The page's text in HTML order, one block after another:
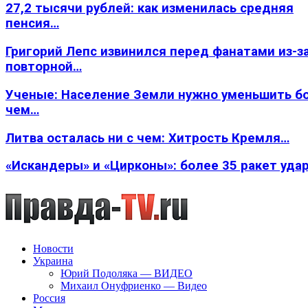
27,2 тысячи рублей: как изменилась средняя
пенсия…
Григорий Лепс извинился перед фанатами из-
повторной…
Ученые: Население Земли нужно уменьшить
чем…
Литва осталась ни с чем: Хитрость Кремля…
«Искандеры» и «Цирконы»: более 35 ракет
Новости
Украина
Юрий Подоляка — ВИДЕО
Михаил Онуфриенко — Видео
Россия